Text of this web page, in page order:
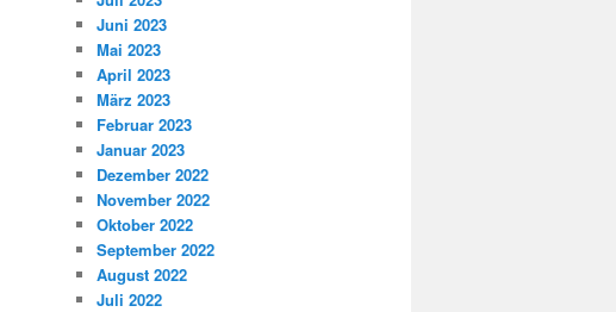
Juni 2023
Mai 2023
April 2023
März 2023
Februar 2023
Januar 2023
Dezember 2022
November 2022
Oktober 2022
September 2022
August 2022
Juli 2022